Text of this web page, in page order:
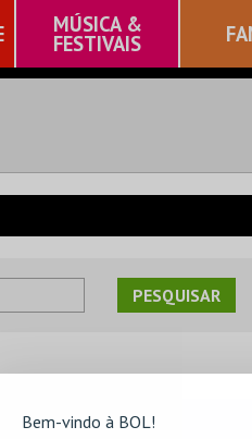
Bem-vindo à BOL!
MÚSICA &
FESTIVAIS
à sua pesquisa.